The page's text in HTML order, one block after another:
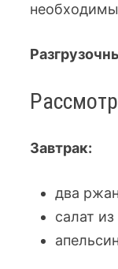
Завтрак:
два
салат